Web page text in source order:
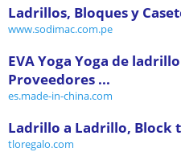
Ladrillos, Bloques y
www.sodimac.com.pe
EVA Yoga Yoga de
Proveedores ...
es.made-in-china.com
Ladrillo a Ladrillo, Block
tloregalo.com